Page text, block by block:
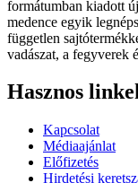
formátumban kiadott
medence egyik
független
vadászat, a fegyverek
Hasznos
Kapcsolat
Médiaajánlat
Előfizetés
Hirdetési